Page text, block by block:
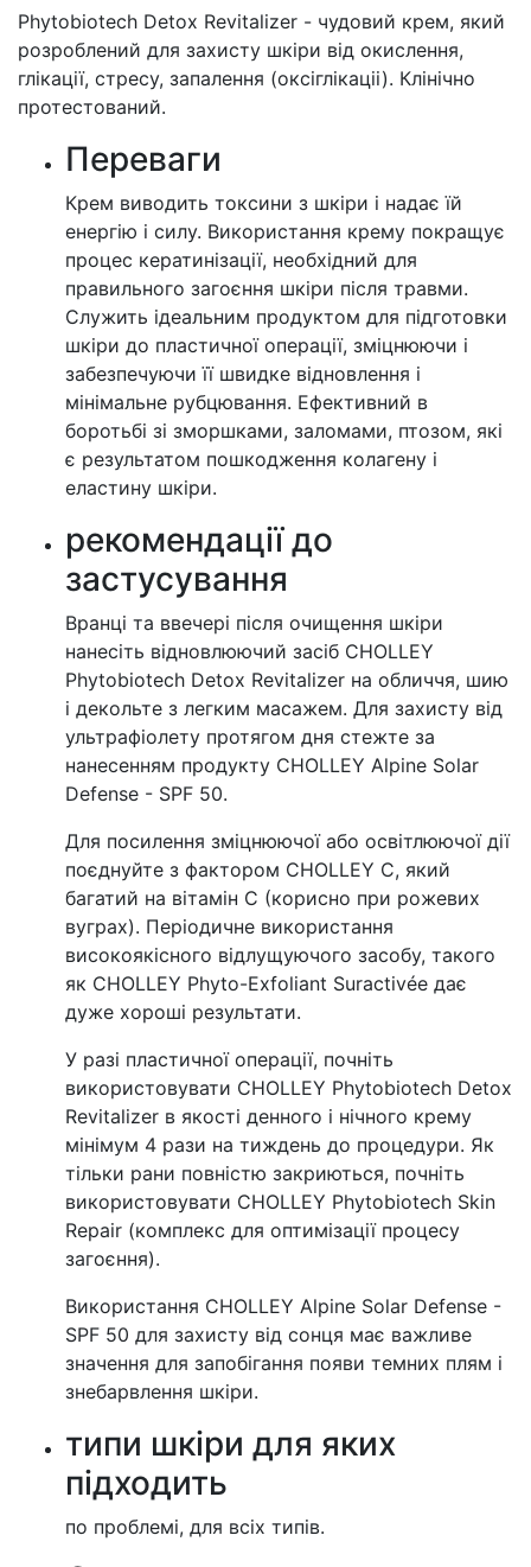
Phytobiotech Detox Revitalizer - чудовий крем, який
розроблений для захисту шкіри від окислення,
глікації, стресу, запалення (оксіглікаціі). Клінічно
протестований.
Переваги
Крем виводить токсини з шкіри і надає їй
енергію і силу. Використання крему покращує
процес кератинізації, необхідний для
правильного загоєння шкіри після травми.
Служить ідеальним продуктом для підготовки
шкіри до пластичної операції, зміцнюючи і
забезпечуючи її швидке відновлення і
мінімальне рубцювання. Ефективний в
боротьбі зі зморшками, заломами, птозом, які
є результатом пошкодження колагену і
еластину шкіри.
рекомендації до
застусування
Вранці та ввечері після очищення шкіри
нанесіть відновлюючий засіб CHOLLEY
Phytobiotech Detox Revitalizer на обличчя, шию
і декольте з легким масажем. Для захисту від
ультрафіолету протягом дня стежте за
нанесенням продукту CHOLLEY Alpine Solar
Defense - SPF 50.
Для посилення зміцнюючої або освітлюючої дії
поєднуйте з фактором CHOLLEY C, який
багатий на вітамін C (корисно при рожевих
вуграх). Періодичне використання
високоякісного відлущуючого засобу, такого
як CHOLLEY Phyto-Exfoliant Suractivée дає
дуже хороші результати.
У разі пластичної операції, почніть
використовувати CHOLLEY Phytobiotech Detox
Revitalizer в якості денного і нічного крему
мінімум 4 рази на тиждень до процедури. Як
тільки рани повністю закриються, почніть
використовувати CHOLLEY Phytobiotech Skin
Repair (комплекс для оптимізації процесу
загоєння).
Використання CHOLLEY Alpine Solar Defense -
SPF 50 для захисту від сонця має важливе
значення для запобігання появи темних плям і
знебарвлення шкіри.
типи шкіри для яких
підходить
по проблемі, для всіх типів.